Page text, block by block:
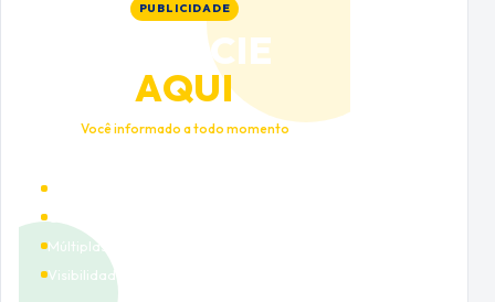
PUBLICIDADE
ANUNCIE
AQUI
Você informado a todo momento
Cobertura nacional
Múltiplas categorias
Visibilidade premium